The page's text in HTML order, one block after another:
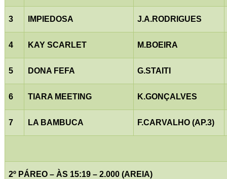
3 IMPIEDOSA J.A.RODRIGUES
4 KAY SCARLET M.BOEIRA
5 DONA FEFA G.STAITI
6 TIARA MEETING K.GONÇALVES
7 LA BAMBUCA F.CARVALHO (AP.3)
2º PÁREO – ÀS 15:19 – 2.000 (AREIA)